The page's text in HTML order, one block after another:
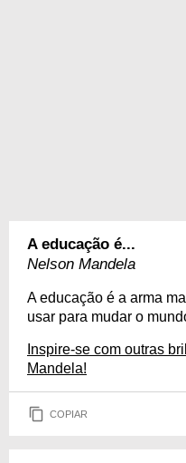
A educação é...
Nelson Mandela
A educação é a arma
usar para mudar o
Inspire-se com outras
Mandela!
COPIAR